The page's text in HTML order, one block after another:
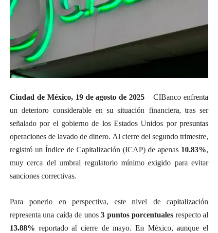
Ciudad de México, 19 de agosto de 2025 – CIBanco enfrenta
un deterioro considerable en su situación financiera, tras ser
señalado por el gobierno de los Estados Unidos por presuntas
operaciones de lavado de dinero. Al cierre del segundo trimestre,
registró un Índice de Capitalización (ICAP) de apenas 10.83%,
muy cerca del umbral regulatorio mínimo exigido para evitar
sanciones correctivas.
Para ponerlo en perspectiva, este nivel de capitalización
representa una caída de unos3 puntos porcentuales respecto al
13.88% reportado al cierre de mayo. En México, aunque el